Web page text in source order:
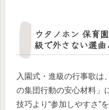
ウタノホン 保育
級で外さない選
入園式・進級の行事歌は
の集団行動の安心材料」
技巧より“参加しやすさ”